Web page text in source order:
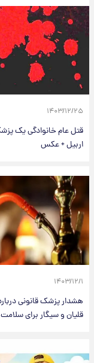
۱۴۰۳/۱۲/۲۵
قتل عام خانوادگی یک
اربیل + عکس
۱۴۰۳/۱۲/۱
هشدار پزشک قانونی
قلیان و سیگار برای